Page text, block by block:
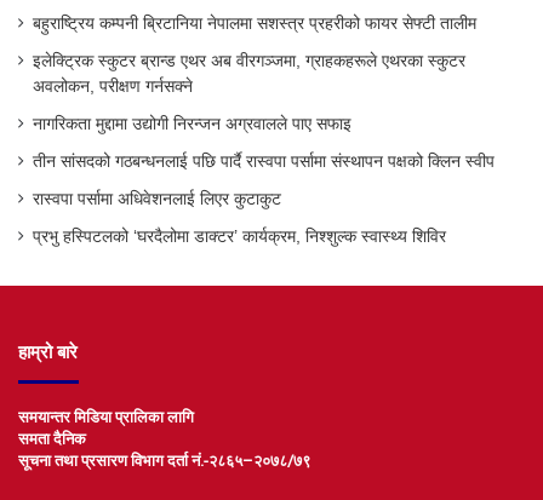
बहुराष्ट्रिय कम्पनी ब्रिटानिया नेपालमा सशस्त्र प्रहरीको फायर सेफ्टी तालीम
इलेक्ट्रिक स्कुटर ब्रान्ड एथर अब वीरगञ्जमा, ग्राहकहरूले एथरका स्कुटर
अवलोकन, परीक्षण गर्नसक्ने
नागरिकता मुद्दामा उद्योगी निरन्जन अग्रवालले पाए सफाइ
तीन सांसदको गठबन्धनलाई पछि पार्दै रास्वपा पर्सामा संस्थापन पक्षको क्लिन स्वीप
रास्वपा पर्सामा अधिवेशनलाई लिएर कुटाकुट
प्रभु हस्पिटलको ‘घरदैलोमा डाक्टर’ कार्यक्रम, निश्शुल्क स्वास्थ्य शिविर
हाम्रो बारे
समयान्तर मिडिया प्रालिका लागि
समता दैनिक
सूचना तथा प्रसारण विभाग दर्ता नं.-२८६५–२०७८/७९